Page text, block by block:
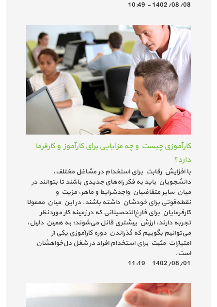
1402/08/08 - 10:49
کارآموزی چیست و چه مزایایی برای کارآموز و کارفرما
دارد؟
با افزایش رقابت برای استخدام در مشاغل مختلف،
دانشجویان باید به فکر راه‌های جدیدی باشند تا بتوانند در
میان سایر متقاضیان واجد‌شرایط و ماهر، مزیت و
نقطه‌قوتی برای خودشان داشته باشند. در این میان معمولا
کارفرمایان برای فارغ‌التحصیلانی که در زمینه کار موردنظر
تجربه دارند، ارزش بیشتری قائل می‌شوند؛ به همین دلیل،
می‌توانیم بگوییم که گذراندن دوره کارآموزی یکی از
امتیازات مثبت برای استخدام افراد در شغل دل‌خواهشان
است.
1402/08/01 - 11:19